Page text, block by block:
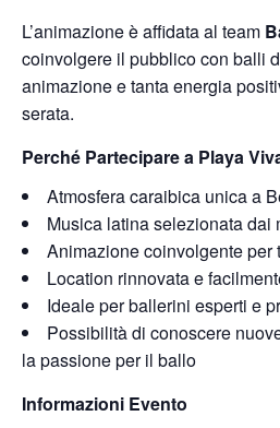
L’animazione è affidata al team
coinvolgere il pubblico con balli
animazione e tanta energia
serata.
Perché Partecipare a Playa
Atmosfera caraibica unica a
Musica latina selezionata dai
Animazione coinvolgente per
Location rinnovata e
Ideale per ballerini esperti e
Possibilità di conoscere
la passione per il ballo
Informazioni Evento